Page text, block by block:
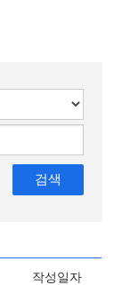
작성일자